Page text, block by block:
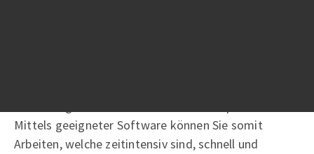
Mittels geeigneter Software können Sie somit
Arbeiten, welche zeitintensiv sind, schnell und